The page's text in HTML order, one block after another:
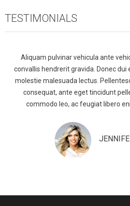
TESTIMONIALS
Aliquam pulvinar vehicula ante
convallis hendrerit gravida. Donec dui
molestie malesuada lectus.
consequat, ante eget tincidunt
commodo leo, ac feugiat libero